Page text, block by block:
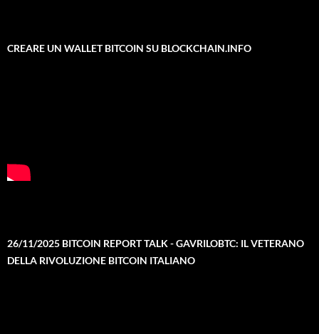
CREARE UN WALLET BITCOIN SU BLOCKCHAIN.INFO
26/11/2025 BITCOIN REPORT TALK - GAVRILOBTC: IL VETERANO
DELLA RIVOLUZIONE BITCOIN ITALIANO